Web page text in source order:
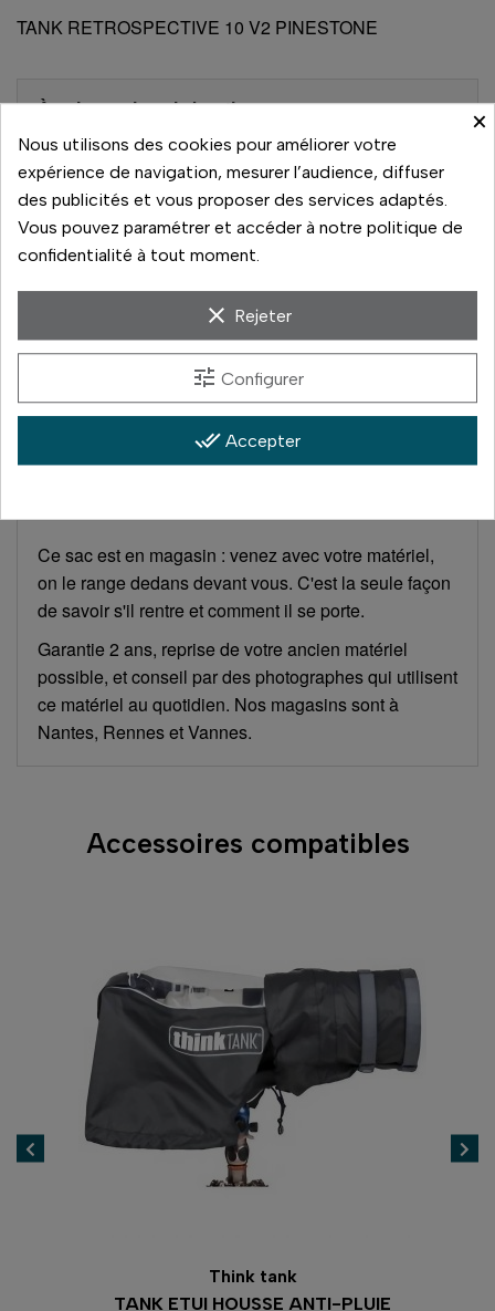
TANK RETROSPECTIVE 10 V2 PINESTONE
À voir aussi sur la boutique
Dans le même rayon, à comparer en magasin :
TANK BACKSTORY 13(249 €)
TANK ETUI HOUSSE ANTI-PLUIE
TANK ETUI HOUSSE ANTI-PLUIE LARGE
TANK ETUI HOUSSE HYDROPHOBIA M 24-70
Ce sac est en magasin : venez avec votre matériel,
on le range dedans devant vous. C'est la seule façon
de savoir s'il rentre et comment il se porte.
Garantie 2 ans, reprise de votre ancien matériel
possible, et conseil par des photographes qui utilisent
ce matériel au quotidien. Nos magasins sont à
Nantes, Rennes et Vannes.
Accessoires compatibles
Think tank
TANK ETUI HOUSSE ANTI-PLUIE
×
Nous utilisons des cookies pour améliorer votre
expérience de navigation, mesurer l’audience, diffuser
des publicités et vous proposer des services adaptés.
Vous pouvez paramétrer et accéder à notre politique de
confidentialité à tout moment.
clear Rejeter
tune Configurer
done_all Accepter